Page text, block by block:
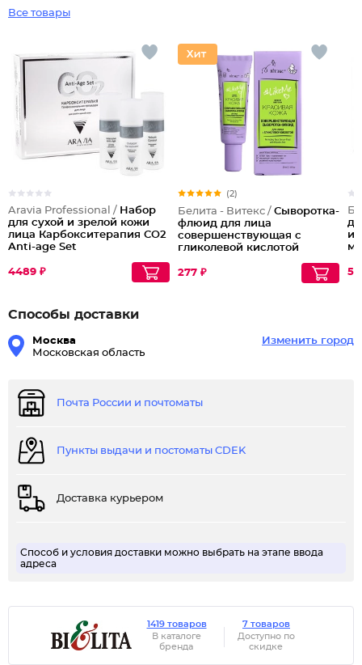
Все товары
Aravia Professional / Набор
для сухой и зрелой кожи
лица Карбокситерапия CO2
Anti-age Set
4489 ₽
(2)
Белита - Витекс / Сыворотка-
флюид для лица
совершенствующая с
гликолевой кислотой
277 ₽
и
Способы доставки
Москва
Московская область
Изменить город
Почта России и почтоматы
Пункты выдачи и постоматы CDEK
Доставка курьером
Способ и условия доставки можно выбрать на этапе ввода
адреса
1419 товаров
В каталоге
бренда
7 товаров
Доступно по
скидке